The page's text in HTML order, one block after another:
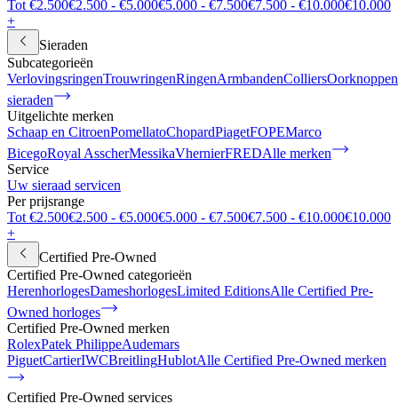
Tot €2.500€2.500 - €5.000€5.000 - €7.500€7.500 - €10.000€10.000
+
Sieraden
Subcategorieën
VerlovingsringenTrouwringenRingenArmbandenColliersOorknoppen
sieraden
Uitgelichte merken
Schaap en CitroenPomellatoChopardPiagetFOPEMarco
BicegoRoyal AsscherMessikaVhernierFREDAlle merken
Service
Uw sieraad servicen
Per prijsrange
Tot €2.500€2.500 - €5.000€5.000 - €7.500€7.500 - €10.000€10.000
+
Certified Pre-Owned
Certified Pre-Owned categorieën
HerenhorlogesDameshorlogesLimited EditionsAlle Certified Pre-
Owned horloges
Certified Pre-Owned merken
RolexPatek PhilippeAudemars
PiguetCartierIWCBreitlingHublotAlle Certified Pre-Owned merken
Certified Pre-Owned services